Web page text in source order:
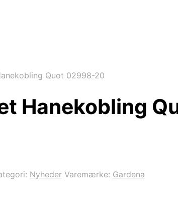
Quot 02998-20
Hanekobling
Nyheder Varemærke: Gardena